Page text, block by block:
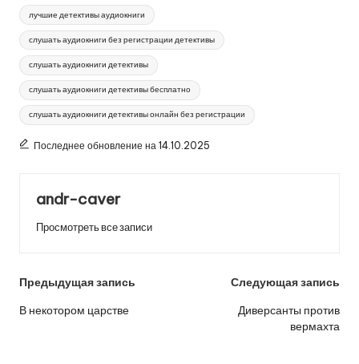
лучшие детективы аудиокниги
слушать аудиокниги без регистрации детективы
слушать аудиокниги детективы
слушать аудиокниги детективы бесплатно
слушать аудиокниги детективы онлайн без регистрации
Последнее обновление на 14.10.2025
andr-caver
Просмотреть все записи
Навигация
по
Предыдущая запись
В некотором царстве
Следующая запись
Диверсанты против
вермахта